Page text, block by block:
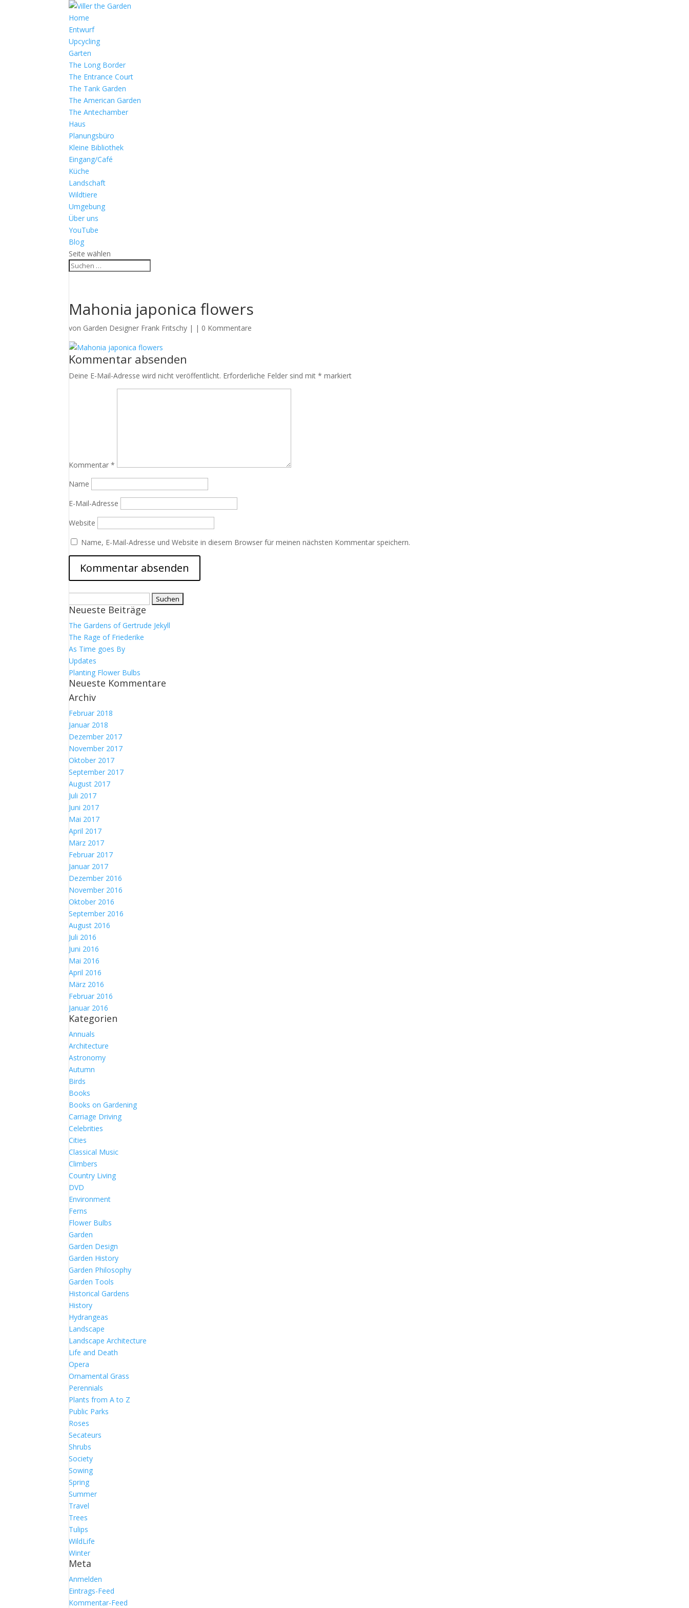
Home
Entwurf
Upcycling
Garten
The Long Border
The Entrance Court
The Tank Garden
The American Garden
The Antechamber
Haus
Planungsbüro
Kleine Bibliothek
Eingang/Café
Küche
Landschaft
Wildtiere
Umgebung
Über uns
YouTube
Blog
Seite wählen
Mahonia japonica flowers
von Garden Designer Frank Fritschy | | 0 Kommentare
Kommentar absenden
Deine E-Mail-Adresse wird nicht veröffentlicht. Erforderliche Felder sind mit* markiert
Kommentar*
Name
E-Mail-Adresse
Website
Name, E-Mail-Adresse und Website in diesem Browser für meinen nächsten Kommentar speichern.
nach:
Neueste Beiträge
The Gardens of Gertrude Jekyll
The Rage of Friederike
As Time goes By
Updates
Planting Flower Bulbs
Neueste Kommentare
Archiv
Februar 2018
Januar 2018
Dezember 2017
November 2017
Oktober 2017
September 2017
August 2017
Juli 2017
Juni 2017
Mai 2017
April 2017
März 2017
Februar 2017
Januar 2017
Dezember 2016
November 2016
Oktober 2016
September 2016
August 2016
Juli 2016
Juni 2016
Mai 2016
April 2016
März 2016
Februar 2016
Januar 2016
Kategorien
Annuals
Architecture
Astronomy
Autumn
Birds
Books
Books on Gardening
Carriage Driving
Celebrities
Cities
Classical Music
Climbers
Country Living
DVD
Environment
Ferns
Flower Bulbs
Garden
Garden Design
Garden History
Garden Philosophy
Garden Tools
Historical Gardens
History
Hydrangeas
Landscape
Landscape Architecture
Life and Death
Opera
Ornamental Grass
Perennials
Plants from A to Z
Public Parks
Roses
Secateurs
Shrubs
Society
Sowing
Spring
Summer
Travel
Trees
Tulips
WildLife
Winter
Meta
Anmelden
Eintrags-Feed
Kommentar-Feed